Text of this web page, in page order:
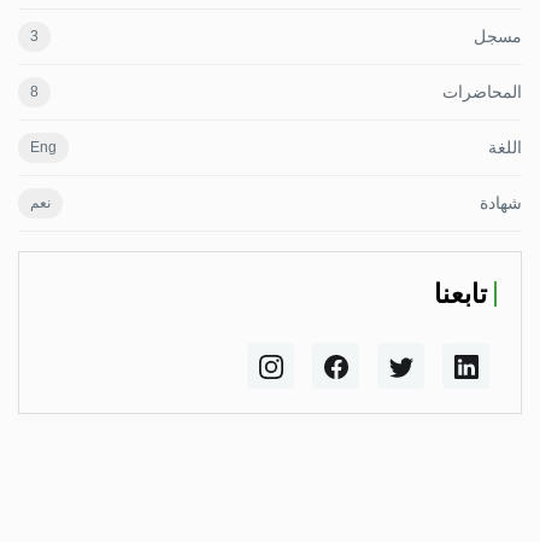
مسجل 3
المحاضرات 8
اللغة Eng
شهادة نعم
تابعنا